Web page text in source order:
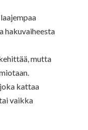
hakuvaiheesta
mutta
kattaa
vaikka